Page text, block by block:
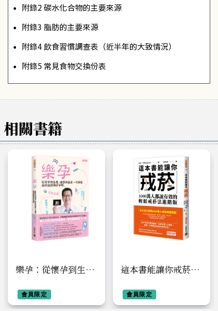
附錄2碳水化合物的主要來源
附錄3 脂肪的主要來源
附錄4飲食習慣調查表（近半年的大致情況）
附錄5 常見食物交換份表
相關書籍
樂孕：從懷孕到生
解答，陪妳回歸美好
會員限定
這本書能讓你戒菸：
輕鬆戒菸法進階版
會員限定